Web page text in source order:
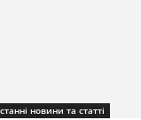
новини та статті